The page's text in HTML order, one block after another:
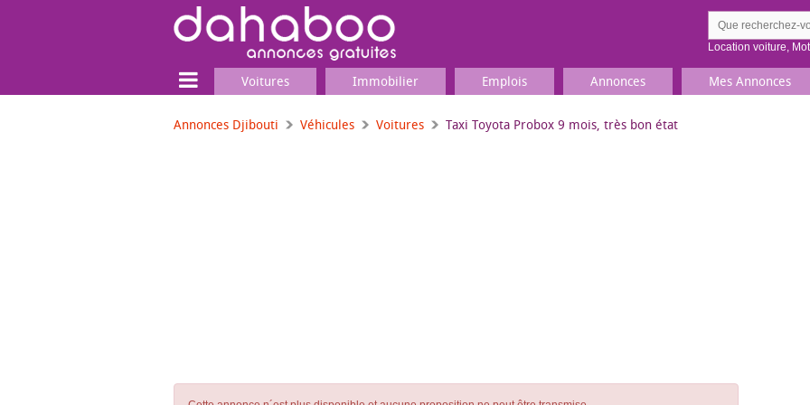
Location voiture,
Voitures Immobilier Emplois Annonces Mes Annonces
Annonces Djibouti Véhicules Voitures Taxi Toyota Probox 9 mois, très bon état